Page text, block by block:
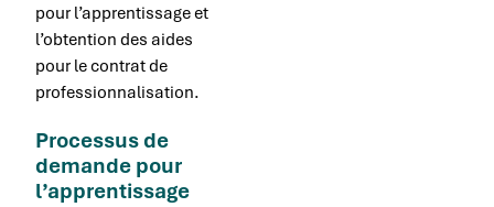
pour l’apprentissage et
l’obtention des aides
pour le contrat de
professionnalisation.
Processus de
demande pour
l’apprentissage